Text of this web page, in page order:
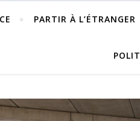
PARTIR À L’ÉTRANGER